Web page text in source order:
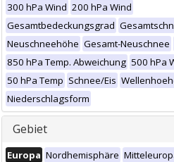
300 hPa Wind 200 hPa Wind
Gesamtbedeckungsgrad
Neuschneehöhe Gesamt-Neuschnee
850 hPa Temp. Abweichung 500 hPa
50 hPa Temp Schnee/Eis
Niederschlagsform
Gebiet
Europa Nordhemisphäre